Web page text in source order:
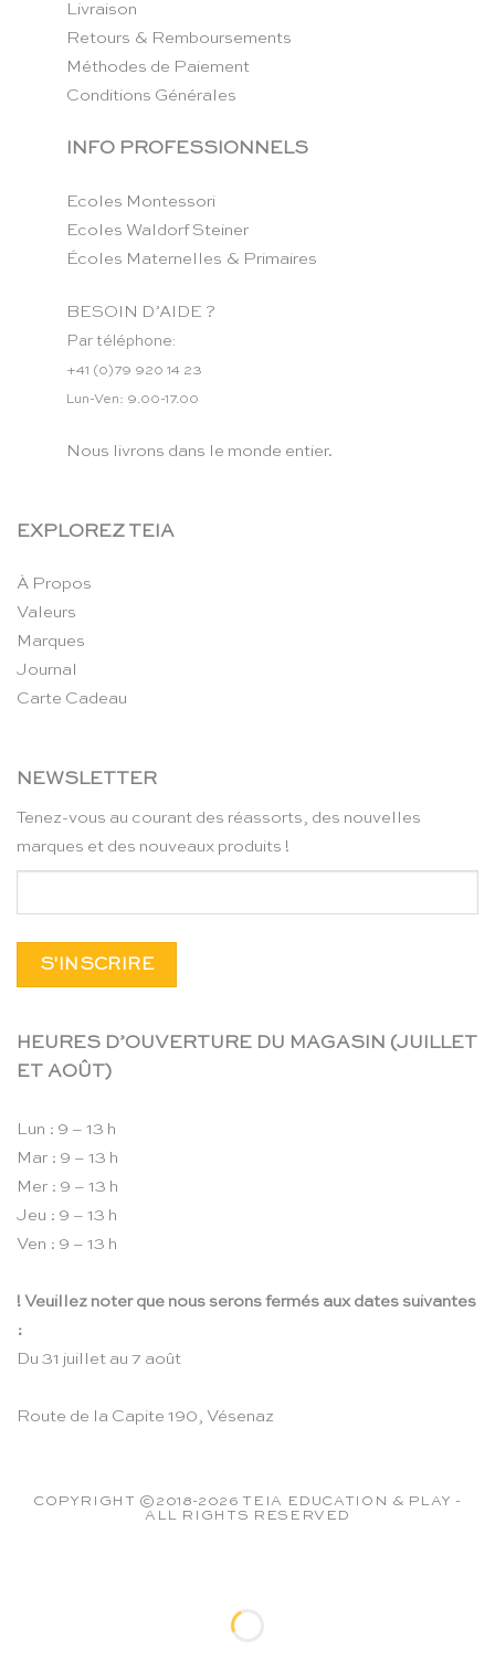
Livraison
Retours & Remboursements
Méthodes de Paiement
Conditions Générales
INFO PROFESSIONNELS
Ecoles Montessori
Ecoles Waldorf Steiner
Écoles Maternelles & Primaires
BESOIN D’AIDE ?
Par téléphone:
+41 (0)79 920 14 23
Lun-Ven: 9.00-17.00
Nous livrons dans le monde entier.
EXPLOREZ TEIA
À Propos
Valeurs
Marques
Journal
Carte Cadeau
NEWSLETTER
Tenez-vous au courant des réassorts, des nouvelles
marques et des nouveaux produits !
HEURES D’OUVERTURE DU MAGASIN (JUILLET
ET AOÛT)
Lun : 9 – 13 h
Mar : 9 – 13 h
Mer : 9 – 13 h
Jeu : 9 – 13 h
Ven : 9 – 13 h
! Veuillez noter que nous serons fermés aux dates suivantes
:
Du 31 juillet au 7 août
Route de la Capite 190, Vésenaz
COPYRIGHT ©2018-2026 TEIA EDUCATION & PLAY -
ALL RIGHTS RESERVED